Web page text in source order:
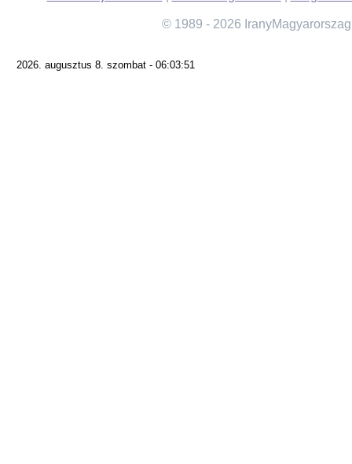
© 1989 - 2026
2026. augusztus 8. szombat - 06:03:51